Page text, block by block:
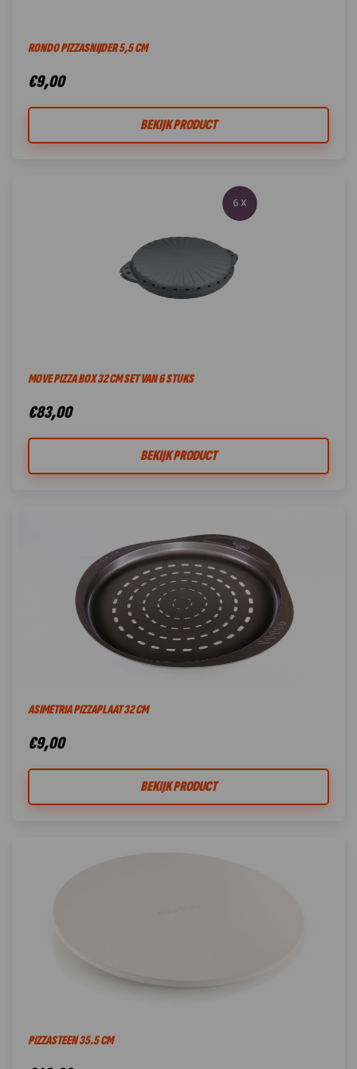
RONDO PIZZASNIJDER 5,5 CM
€9,00
BEKIJK PRODUCT
MOVE PIZZA BOX 32 CM SET VAN 6 STUKS
€83,00
BEKIJK PRODUCT
ASIMETRIA PIZZAPLAAT 32 CM
€9,00
BEKIJK PRODUCT
PIZZASTEEN 35.5 CM